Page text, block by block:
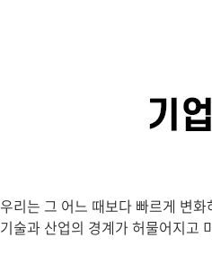
우리는 그 어느 때보다 빠르게 변
기술과 산업의 경계가 허물어지고